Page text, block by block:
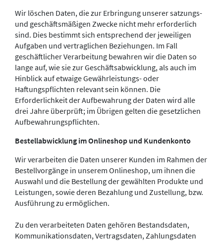
Wir löschen Daten, die zur Erbringung unserer satzungs-
und geschäftsmäßigen Zwecke nicht mehr erforderlich
sind. Dies bestimmt sich entsprechend der jeweiligen
Aufgaben und vertraglichen Beziehungen. Im Fall
geschäftlicher Verarbeitung bewahren wir die Daten so
lange auf, wie sie zur Geschäftsabwicklung, als auch im
Hinblick auf etwaige Gewährleistungs- oder
Haftungspflichten relevant sein können. Die
Erforderlichkeit der Aufbewahrung der Daten wird alle
drei Jahre überprüft; im Übrigen gelten die gesetzlichen
Aufbewahrungspflichten.
Bestellabwicklung im Onlineshop und Kundenkonto
Wir verarbeiten die Daten unserer Kunden im Rahmen der
Bestellvorgänge in unserem Onlineshop, um ihnen die
Auswahl und die Bestellung der gewählten Produkte und
Leistungen, sowie deren Bezahlung und Zustellung, bzw.
Ausführung zu ermöglichen.
Zu den verarbeiteten Daten gehören Bestandsdaten,
Kommunikationsdaten, Vertragsdaten, Zahlungsdaten